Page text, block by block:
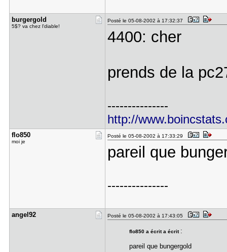
burgergold
5$? va chez l'diable!
Posté le 05-08-2002 à 17:32:37
4400: cher
prends de la
---------------
http://
flo850
moi je
Posté le 05-08-2002 à 17:33:29
pareil que
---------------
angel92 Posté le 05-08-2002 à 17:43:05
flo850 a écrit a écrit :
pareil que bungergold